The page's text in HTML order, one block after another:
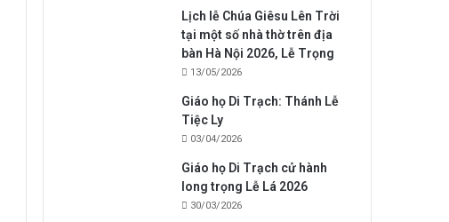
Lịch lễ Chúa Giêsu Lên Trời
tại một số nhà thờ trên địa
bàn Hà Nội 2026, Lễ Trọng
13/05/2026
Giáo họ Di Trạch: Thánh Lễ
Tiệc Ly
03/04/2026
Giáo họ Di Trạch cử hành
long trọng Lễ Lá 2026
30/03/2026